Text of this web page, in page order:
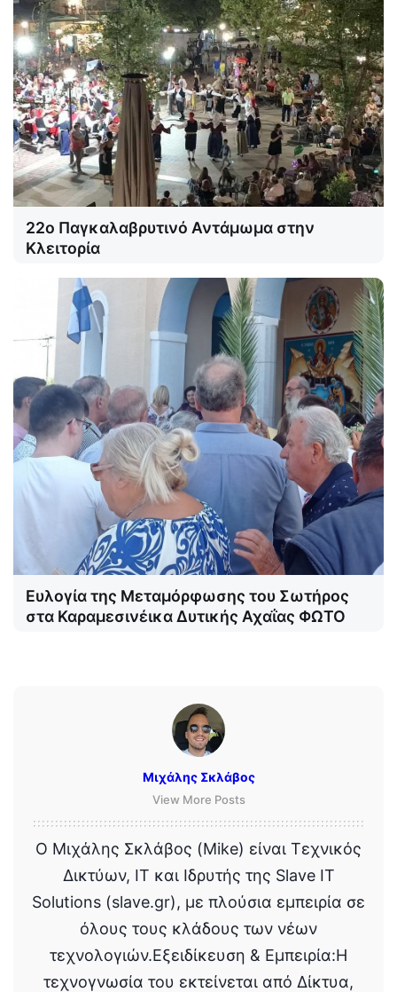
22ο Παγκαλαβρυτινό Αντάμωμα στην
Κλειτορία
Ευλογία της Μεταμόρφωσης του Σωτήρος
στα Καραμεσινέικα Δυτικής Αχαΐας ΦΩΤΟ
Μιχάλης Σκλάβος
View More Posts
Ο Μιχάλης Σκλάβος (Mike) είναι Τεχνικός
Δικτύων, IT και Ιδρυτής της Slave IT
Solutions (slave.gr), με πλούσια εμπειρία σε
όλους τους κλάδους των νέων
τεχνολογιών.Εξειδίκευση & Εμπειρία:Η
τεχνογνωσία του εκτείνεται από Δίκτυα,